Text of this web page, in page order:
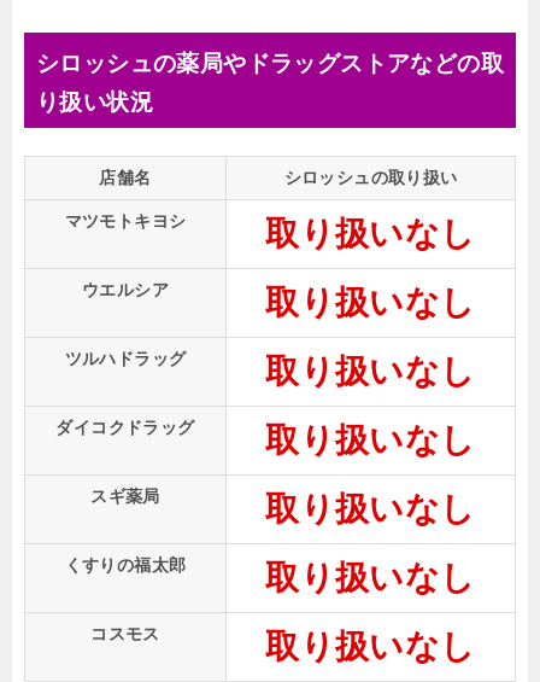
シロッシュの薬局やドラッグストアなどの取
り扱い状況
店舗名 シロッシュの取り扱い
マツモトキヨシ 取り扱いなし
ウエルシア 取り扱いなし
ツルハドラッグ 取り扱いなし
ダイコクドラッグ 取り扱いなし
スギ薬局 取り扱いなし
くすりの福太郎 取り扱いなし
コスモス 取り扱いなし